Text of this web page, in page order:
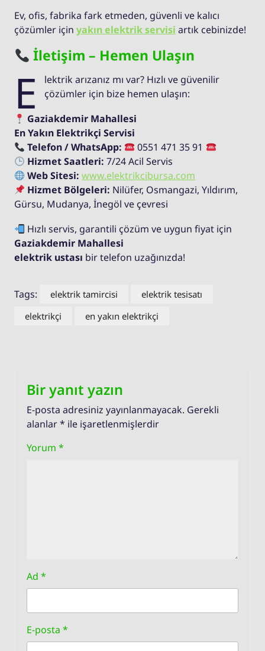
Ev, ofis, fabrika fark etmeden, güvenli ve kalıcı
çözümler için yakın elektrik servisi artık cebinizde!
İletişim – Hemen Ulaşın
E
lektrik arızanız mı var? Hızlı ve güvenilir
çözümler için bize hemen ulaşın:
Gaziakdemir Mahallesi
En Yakın Elektrikçi Servisi
Telefon / WhatsApp:
0551 471 35 91
Hizmet Saatleri: 7/24 Acil Servis
Web Sitesi: www.elektrikcibursa.com
Hizmet Bölgeleri: Nilüfer, Osmangazi, Yıldırım,
Gürsu, Mudanya, İnegöl ve çevresi
Hızlı servis, garantili çözüm ve uygun fiyat için
Gaziakdemir Mahallesi
elektrik ustası bir telefon uzağınızda!
Tags: elektrik tamircisi
elektrik tesisatı
elektrikçi
en yakın elektrikçi
Bir yanıt yazın
E-posta adresiniz yayınlanmayacak. Gerekli
alanlar* ile işaretlenmişlerdir
Yorum *
Ad *
E-posta *